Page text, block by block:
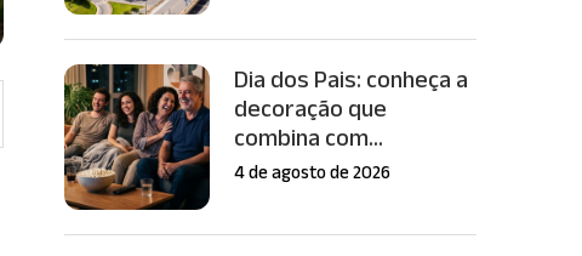
Dia dos Pais: conheça a
decoração que
combina com...
4 de agosto de 2026